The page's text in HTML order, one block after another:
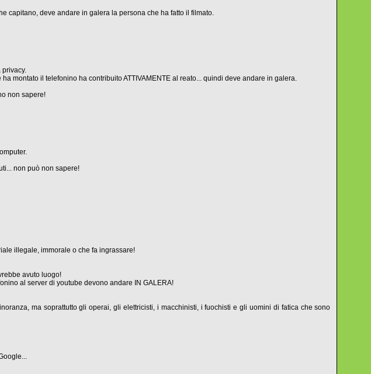
capitano, deve andare in galera la persona che ha fatto il filmato.
montato il telefonino ha contribuito ATTIVAMENTE al reato... quindi deve andare in galera.
non sapere!
non può non sapere!
illegale, immorale o che fa ingrassare!
avuto luogo!
al server di youtube devono andare IN GALERA!
ma soprattutto gli operai, gli elettricisti, i macchinisti, i fuochisti e gli uomini di fatica che sono